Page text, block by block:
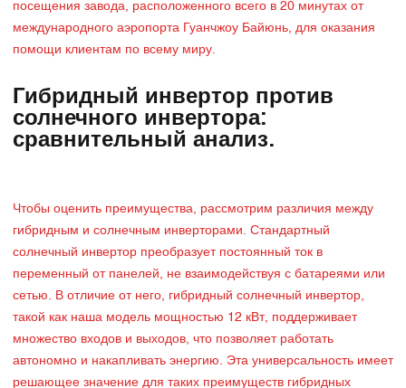
посещения завода, расположенного всего в 20 минутах от
международного аэропорта Гуанчжоу Байюнь, для оказания
помощи клиентам по всему миру.
Гибридный инвертор против
солнечного инвертора:
сравнительный анализ.
Чтобы оценить преимущества, рассмотрим различия между
гибридным и солнечным инверторами. Стандартный
солнечный инвертор преобразует постоянный ток в
переменный от панелей, не взаимодействуя с батареями или
сетью. В отличие от него, гибридный солнечный инвертор,
такой как наша модель мощностью 12 кВт, поддерживает
множество входов и выходов, что позволяет работать
автономно и накапливать энергию. Эта универсальность имеет
решающее значение для таких преимуществ гибридных